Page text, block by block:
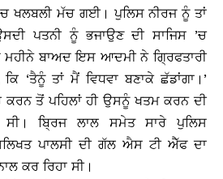
ਖਲਬਲੀ ਮੱਚ ਗਈ। ਪੁਲਿਸ ਨੀਰਜ ਨੂੰ ਤਾਂ
ਪਤਨੀ ਨੂੰ ਭਜਾਉਣ ਦੀ ਸਾਜਿਸ ’ਚ
ਬਾਅਦ ਇਸ ਆਦਮੀ ਨੇ ਗ੍ਰਿਫਤਾਰੀ
‘ਤੈਨੂੰ ਤਾਂ ਮੈਂ ਵਿਧਵਾ ਬਣਾਕੇ ਛੱਡਾਂਗਾ।’
ਕਰਨ ਤੋਂ ਪਹਿਲਾਂ ਹੀ ਉਸਨੂੰ ਖਤਮ ਕਰਨ ਦੀ
ਸੀ। ਬ੍ਰਿਜ ਲਾਲ ਸਮੇਤ ਸਾਰੇ ਪੁਲਿਸ
ਪਾਲਸੀ ਦੀ ਗੱਲ ਐਸ ਟੀ ਐੱਫ ਦਾ
ਕਰ ਰਿਹਾ ਸੀ।